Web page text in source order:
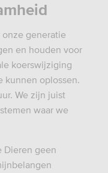
generatie
en houden voor
koerswijziging
kunnen oplossen.
We zijn juist
waar we
Dieren geen